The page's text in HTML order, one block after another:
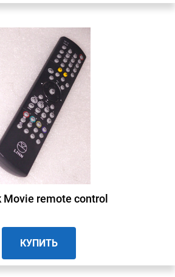
Movie remote control
КУПИТЬ